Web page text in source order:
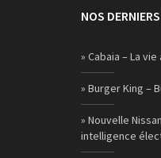
NOS
» Cabaia – La
» Burger King –
» Nouvelle
intelligence